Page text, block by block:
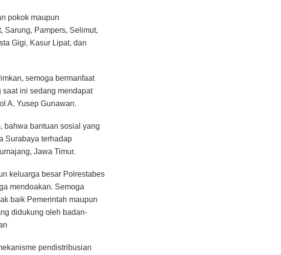
pokok maupun
Sarung, Pampers, Selimut,
Gigi, Kasur Lipat, dan
semoga bermanfaat
ini sedang mendapat
A. Yusep Gunawan.
bahwa bantuan sosial yang
Surabaya terhadap
Jawa Timur.
keluarga besar Polrestabes
mendoakan. Semoga
baik Pemerintah maupun
didukung oleh badan-
pendistribusian